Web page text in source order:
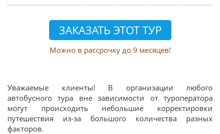
Можно в рассрочку до 9 месяцев!
Уважаемые клиенты! В организации любого
автобусного тура вне зависимости от туроператора
могут происходить небольшие корректировки
путешествия из-за большого количества разных
факторов.